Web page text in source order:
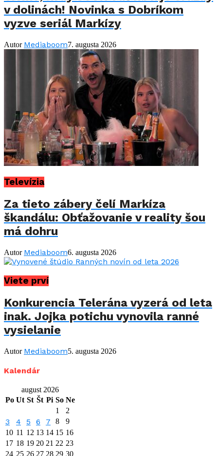
v dolinách! Novinka s Dobríkom
vyzve seriál Markízy
Autor Mediaboom7. augusta 2026
Televízia
Za tieto zábery čelí Markíza
škandálu: Obťažovanie v reality šou
má dohru
Autor Mediaboom6. augusta 2026
Viete prví
Konkurencia Telerána vyzerá od leta
inak. Jojka potichu vynovila ranné
vysielanie
Autor Mediaboom5. augusta 2026
Kalendár
august 2026
Po Ut St Št Pi So Ne
1
2
3 4 5 6 7 8
9
10 11 12 13 14 15 16
17 18 19 20 21 22 23
24 25 26 27 28 29 30